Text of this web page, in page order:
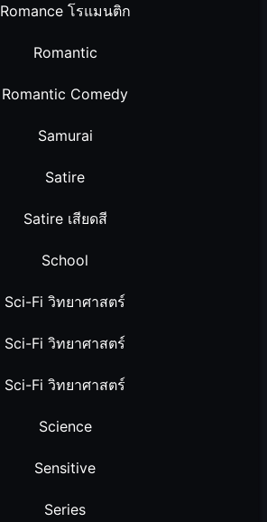
Romance โรแมนติก
Romantic
Romantic Comedy
Samurai
Satire
Satire เสียดสี
School
Sci-Fi วิทยาศาสตร์
Sci-Fi วิทยาศาสตร์
Sci-Fi วิทยาศาสตร์
Science
Sensitive
Series